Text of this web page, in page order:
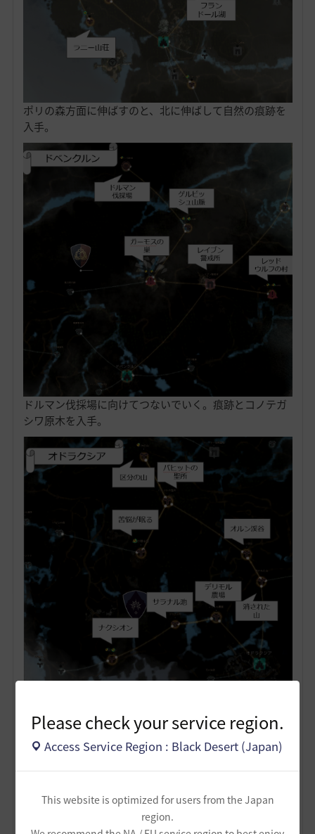
Please check your service region.
Access Service Region : Black Desert (Japan)
This website is optimized for users from the Japan
region.
ポリの森方面に伸ばすのと、北に伸ばして自然の痕跡を
入手。
ドルマン伐採場に向けてつないでいく。痕跡とコノテガ
シワ原木を入手。
木に派遣してもよい。
以上です。余裕があったら追加で繋ぎましょう。
ザンナック-日本